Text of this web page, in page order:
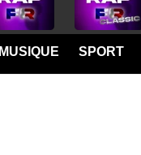
MUSIQUE SPORT